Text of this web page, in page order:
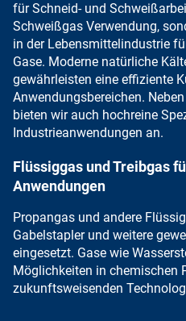
für Schneid- und
Schweißgas Verwendung,
in der Lebensmittelindustrie
Gase. Moderne natürliche
gewährleisten eine effiziente
Anwendungsbereichen.
bieten wir auch hochreine
Industrieanwendungen an.
Flüssiggas und Treibgas
Anwendungen
Propangas und andere
Gabelstapler und weitere
eingesetzt. Gase wie
Möglichkeiten in chemischen
zukunftsweisenden